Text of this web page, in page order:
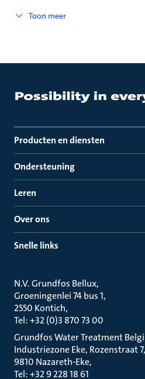
Toon meer
Producten en diensten
Ondersteuning
Leren
Over ons
Snelle links
N.V. Grundfos Bellux
Groeningenlei 74 bus 1
2550 Kontich
Tel: +32 (0)3 870 73 00
Grundfos Water Treatment
Industriezone Eke, Rozenstraat 7
9810 Nazareth-Eke
Tel: +32 9 228 18 61